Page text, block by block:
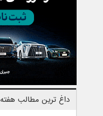
داغ ترین مطالب هفته